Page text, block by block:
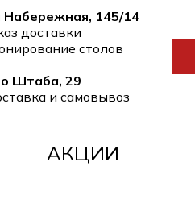
Набережная, 145/14
доставки
столов
Штаба, 29
и самовывоз
АКЦИИ